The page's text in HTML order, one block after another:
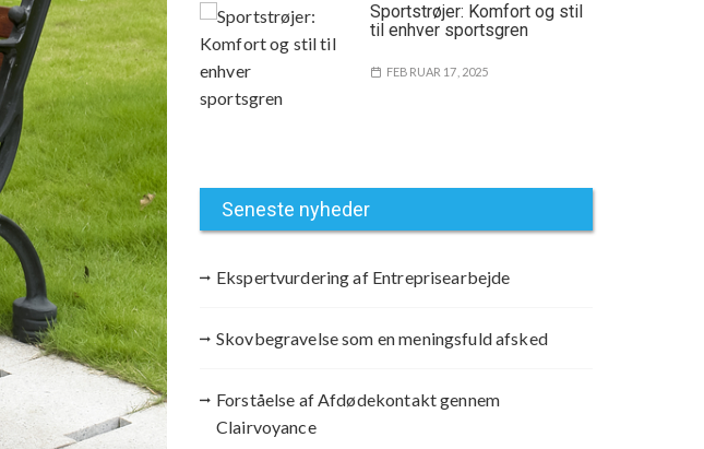
Sportstrøjer: Komfort og stil
til enhver sportsgren
FEBRUAR 17, 2025
Seneste nyheder
Ekspertvurdering af Entreprisearbejde
Skovbegravelse som en meningsfuld afsked
Forståelse af Afdødekontakt gennem
Clairvoyance